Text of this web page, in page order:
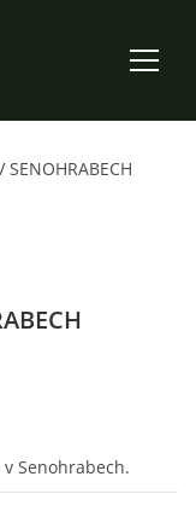
SENOHRABECH
Senohrabech.